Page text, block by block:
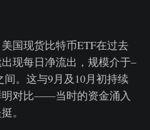
国现货比特币ETF在过去
现每日净流出，规模介于–
间。这与9月及10月初持续
明对比——当时的资金涌入
。